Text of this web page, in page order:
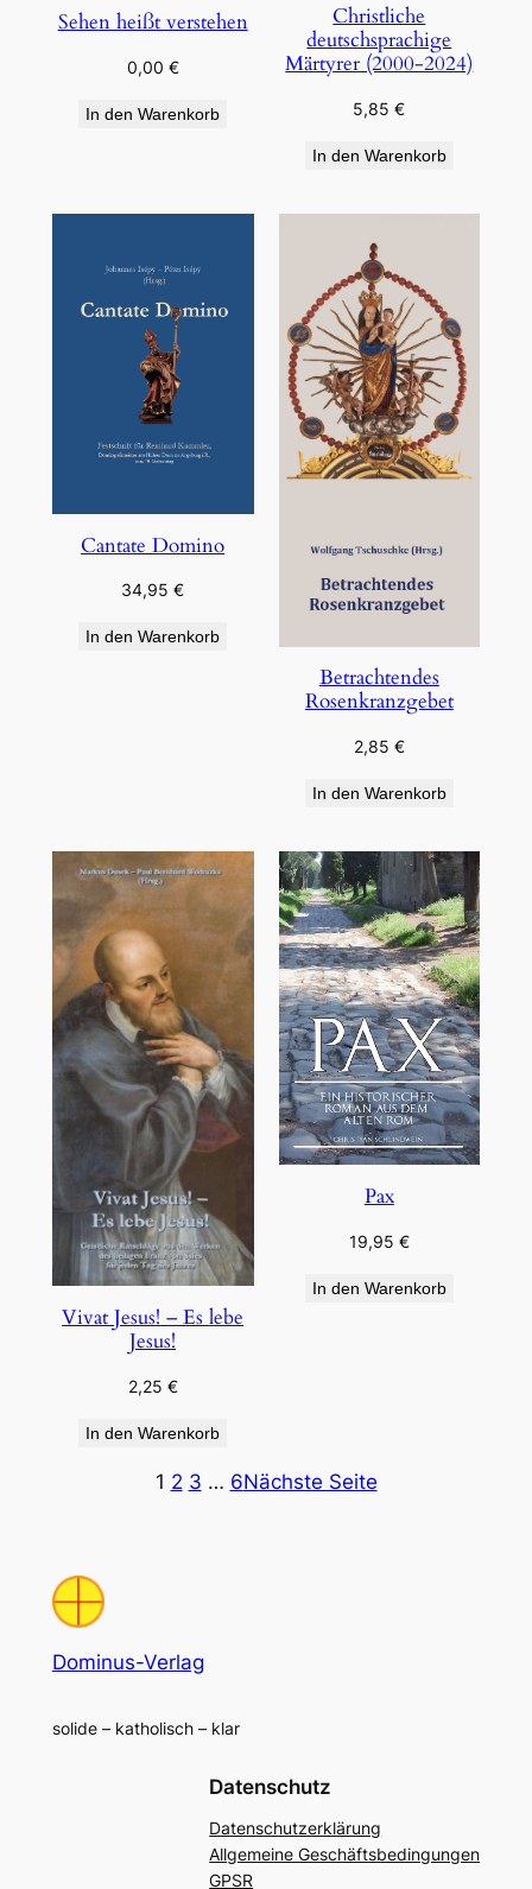
Sehen heißt verstehen
0,00 €
In den Warenkorb
Christliche
deutschsprachige
Märtyrer (2000-2024)
5,85€
In den Warenkorb
Cantate Domino
34,95€
In den Warenkorb
Betrachtendes
Rosenkranzgebet
2,85 €
In den Warenkorb
Vivat Jesus! – Es lebe
Jesus!
2,25 €
In den Warenkorb
Pax
19,95 €
In den Warenkorb
1 2 3 … 6Nächste Seite
Dominus-Verlag
solide – katholisch – klar
Datenschutz
Datenschutzerklärung
Allgemeine Geschäftsbedingungen
GPSR